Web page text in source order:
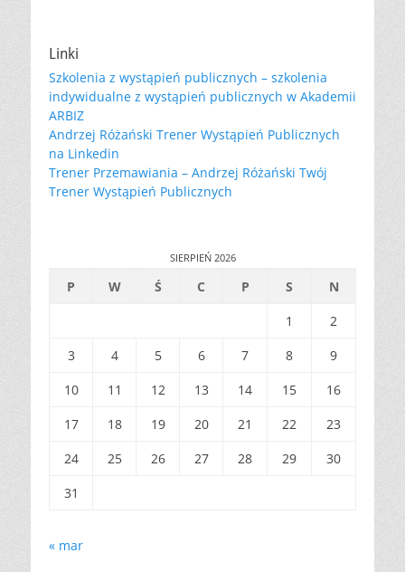
Linki
Szkolenia z wystąpień publicznych – szkolenia
indywidualne z wystąpień publicznych w Akademii
ARBIZ
Andrzej Różański Trener Wystąpień Publicznych
na Linkedin
Trener Przemawiania – Andrzej Różański Twój
Trener Wystąpień Publicznych
SIERPIEŃ 2026
P W Ś C P S
N
1
2
3
4 5 6 7 8
9
10
11 12 13 14 15
16
17
18 19 20 21 22
23
24
25 26 27 28 29
30
31
« mar